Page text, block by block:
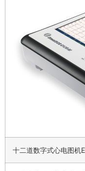
十二道数字式心电图机